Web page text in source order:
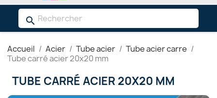
search
Accueil Acier Tube acier
Tube acier carre
Tube carré acier 20x20 mm
TUBE CARRÉ ACIER 20X20 MM